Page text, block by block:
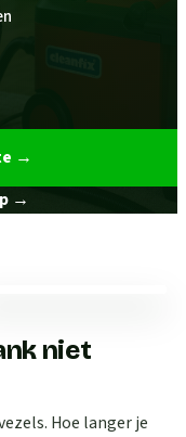
→
→
niet
Hoe langer je